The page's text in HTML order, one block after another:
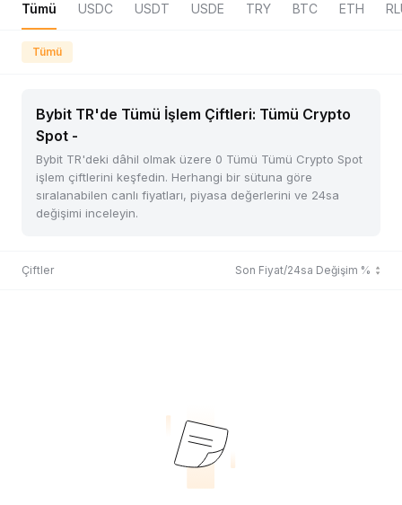
Tümü USDC USDT USDE TRY BTC ETH
Tümü
Bybit TR'de Tümü İşlem Çiftleri: Tümü Crypto
Spot -
Bybit TR'deki dâhil olmak üzere 0 Tümü Tümü Crypto Spot
işlem çiftlerini keşfedin. Herhangi bir sütuna göre
sıralanabilen canlı fiyatları, piyasa değerlerini ve 24sa
değişimi inceleyin.
Çiftler Son Fiyat/24sa Değişim %